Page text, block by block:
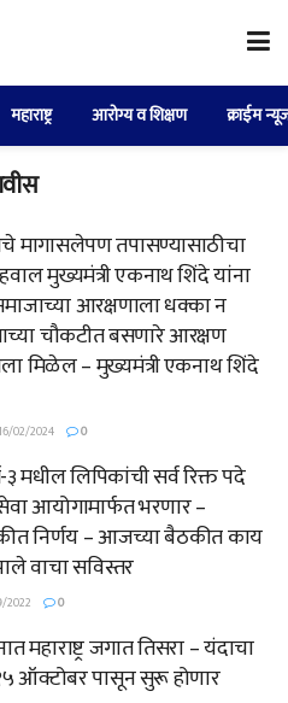
महाराष्ट्र आरोग्य व शिक्षण क्राईम
मागासलेपण तपासण्यासाठीचा
मुख्यमंत्री एकनाथ शिंदे यांना
आरक्षणाला धक्का न
चौकटीत बसणारे आरक्षण
मिळेल – मुख्यमंत्री एकनाथ शिंदे
16/02/2024 0
३ मधील लिपिकांची सर्व रिक्त पदे
आयोगामार्फत भरणार –
निर्णय – आजच्या बैठकीत काय
वाचा सविस्तर
2022 0
महाराष्ट्र जगात तिसरा – यंदाचा
ऑक्टोबर पासून सुरू होणार